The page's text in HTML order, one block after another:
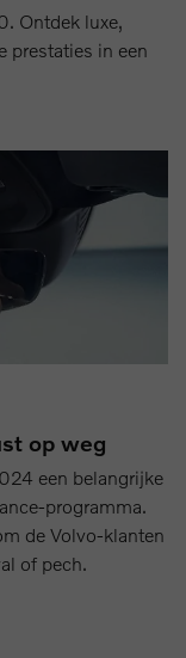
Ontdek luxe,
prestaties in een
op weg
een belangrijke
programma.
de Volvo-klanten
of pech.